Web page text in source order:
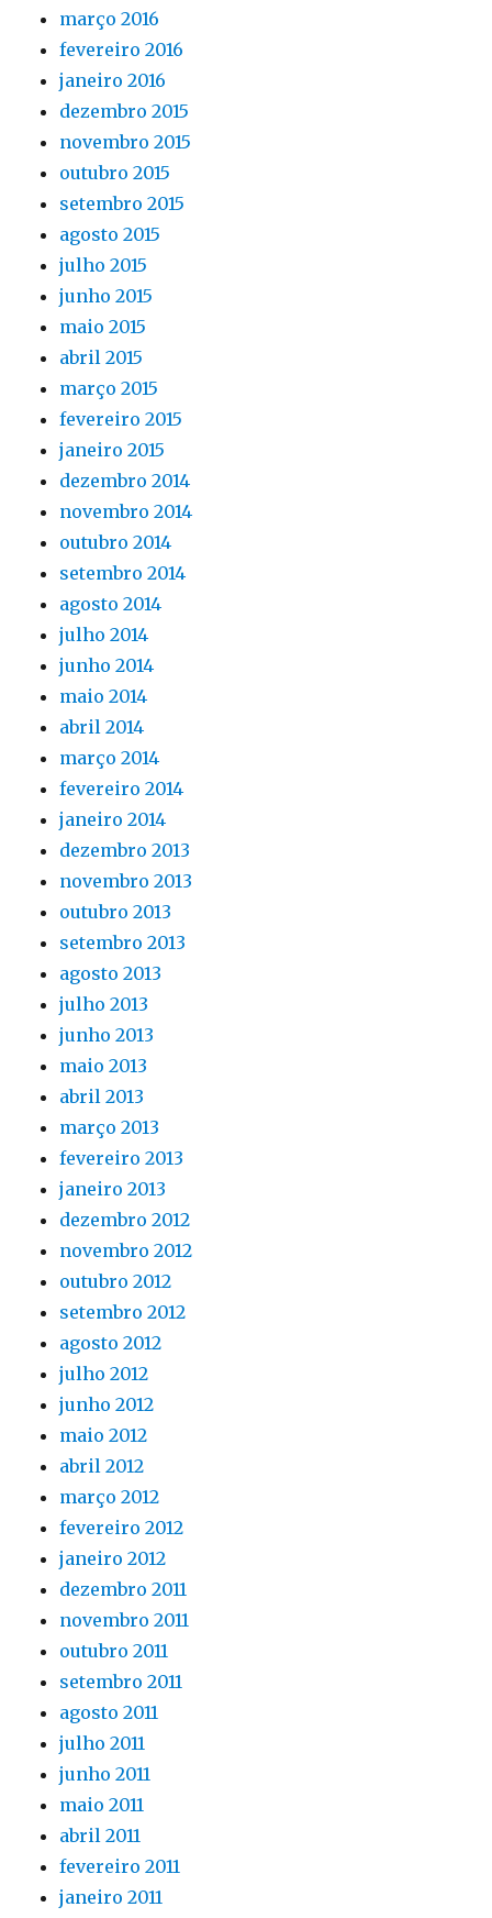
março 2016
fevereiro 2016
janeiro 2016
dezembro 2015
novembro 2015
outubro 2015
setembro 2015
agosto 2015
julho 2015
junho 2015
maio 2015
abril 2015
março 2015
fevereiro 2015
janeiro 2015
dezembro 2014
novembro 2014
outubro 2014
setembro 2014
agosto 2014
julho 2014
junho 2014
maio 2014
abril 2014
março 2014
fevereiro 2014
janeiro 2014
dezembro 2013
novembro 2013
outubro 2013
setembro 2013
agosto 2013
julho 2013
junho 2013
maio 2013
abril 2013
março 2013
fevereiro 2013
janeiro 2013
dezembro 2012
novembro 2012
outubro 2012
setembro 2012
agosto 2012
julho 2012
junho 2012
maio 2012
abril 2012
março 2012
fevereiro 2012
janeiro 2012
dezembro 2011
novembro 2011
outubro 2011
setembro 2011
agosto 2011
julho 2011
junho 2011
maio 2011
abril 2011
fevereiro 2011
janeiro 2011